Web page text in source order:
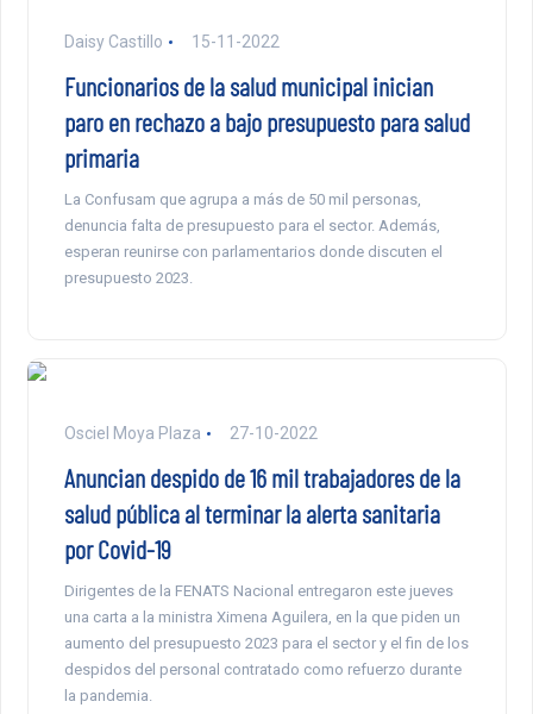
Daisy Castillo 15-11-2022
Funcionarios de la salud municipal inician
paro en rechazo a bajo presupuesto para salud
primaria
La Confusam que agrupa a más de 50 mil personas,
denuncia falta de presupuesto para el sector. Además,
esperan reunirse con parlamentarios donde discuten el
presupuesto 2023.
Osciel Moya Plaza 27-10-2022
Anuncian despido de 16 mil trabajadores de la
salud pública al terminar la alerta sanitaria
por Covid-19
Dirigentes de la FENATS Nacional entregaron este jueves
una carta a la ministra Ximena Aguilera, en la que piden un
aumento del presupuesto 2023 para el sector y el fin de los
despidos del personal contratado como refuerzo durante
la pandemia.